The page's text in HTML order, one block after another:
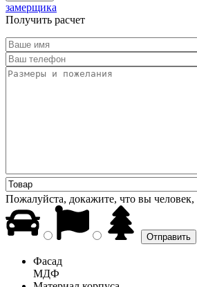
замерщика
Получить расчет
Пожалуйста, докажите, что вы человек,
Фасад
МДФ